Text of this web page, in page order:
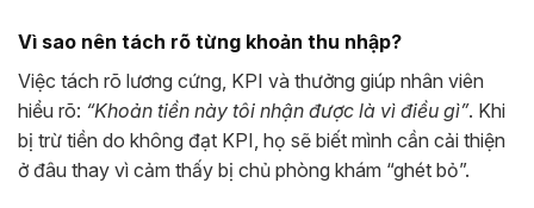
Vì sao nên tách rõ từng khoản thu nhập?
Việc tách rõ lương cứng, KPI và thưởng giúp nhân viên
hiểu rõ: “Khoản tiền này tôi nhận được là vì điều gì”. Khi
bị trừ tiền do không đạt KPI, họ sẽ biết mình cần cải thiện
ở đâu thay vì cảm thấy bị chủ phòng khám “ghét bỏ”.